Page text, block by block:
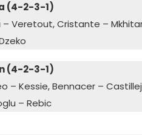
(4-2-3-1)
Veretout, Cristante –
(4-2-3-1)
– Kessie, Bennacer –
– Rebic